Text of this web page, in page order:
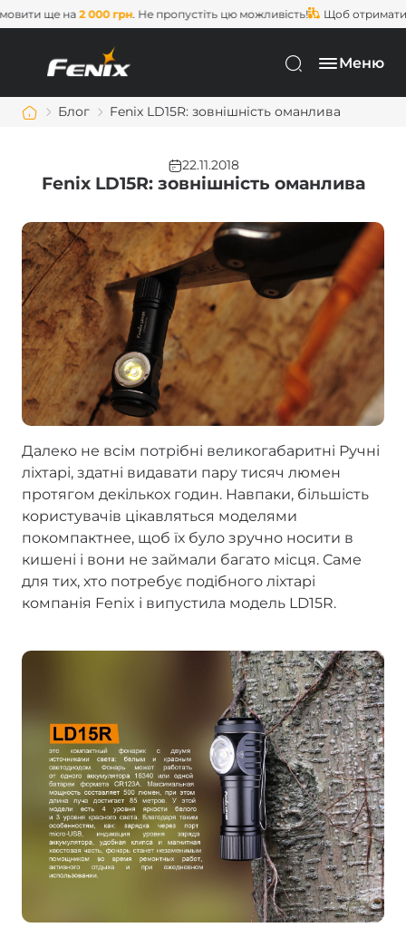
на2 000 грн. Не пропустіть цю можливість! Щоб отримати
Меню
Блог Fenix LD15R: зовнішність оманлива
22.11.2018
Fenix LD15R: зовнішність оманлива
Далеко не всім потрібні великогабаритні Ручні
ліхтарі, здатні видавати пару тисяч люмен
протягом декількох годин. Навпаки, більшість
користувачів цікавляться моделями
покомпактнее, щоб їх було зручно носити в
кишені і вони не займали багато місця. Саме
для тих, хто потребує подібного ліхтарі
компанія Fenix і випустила модель LD15R.